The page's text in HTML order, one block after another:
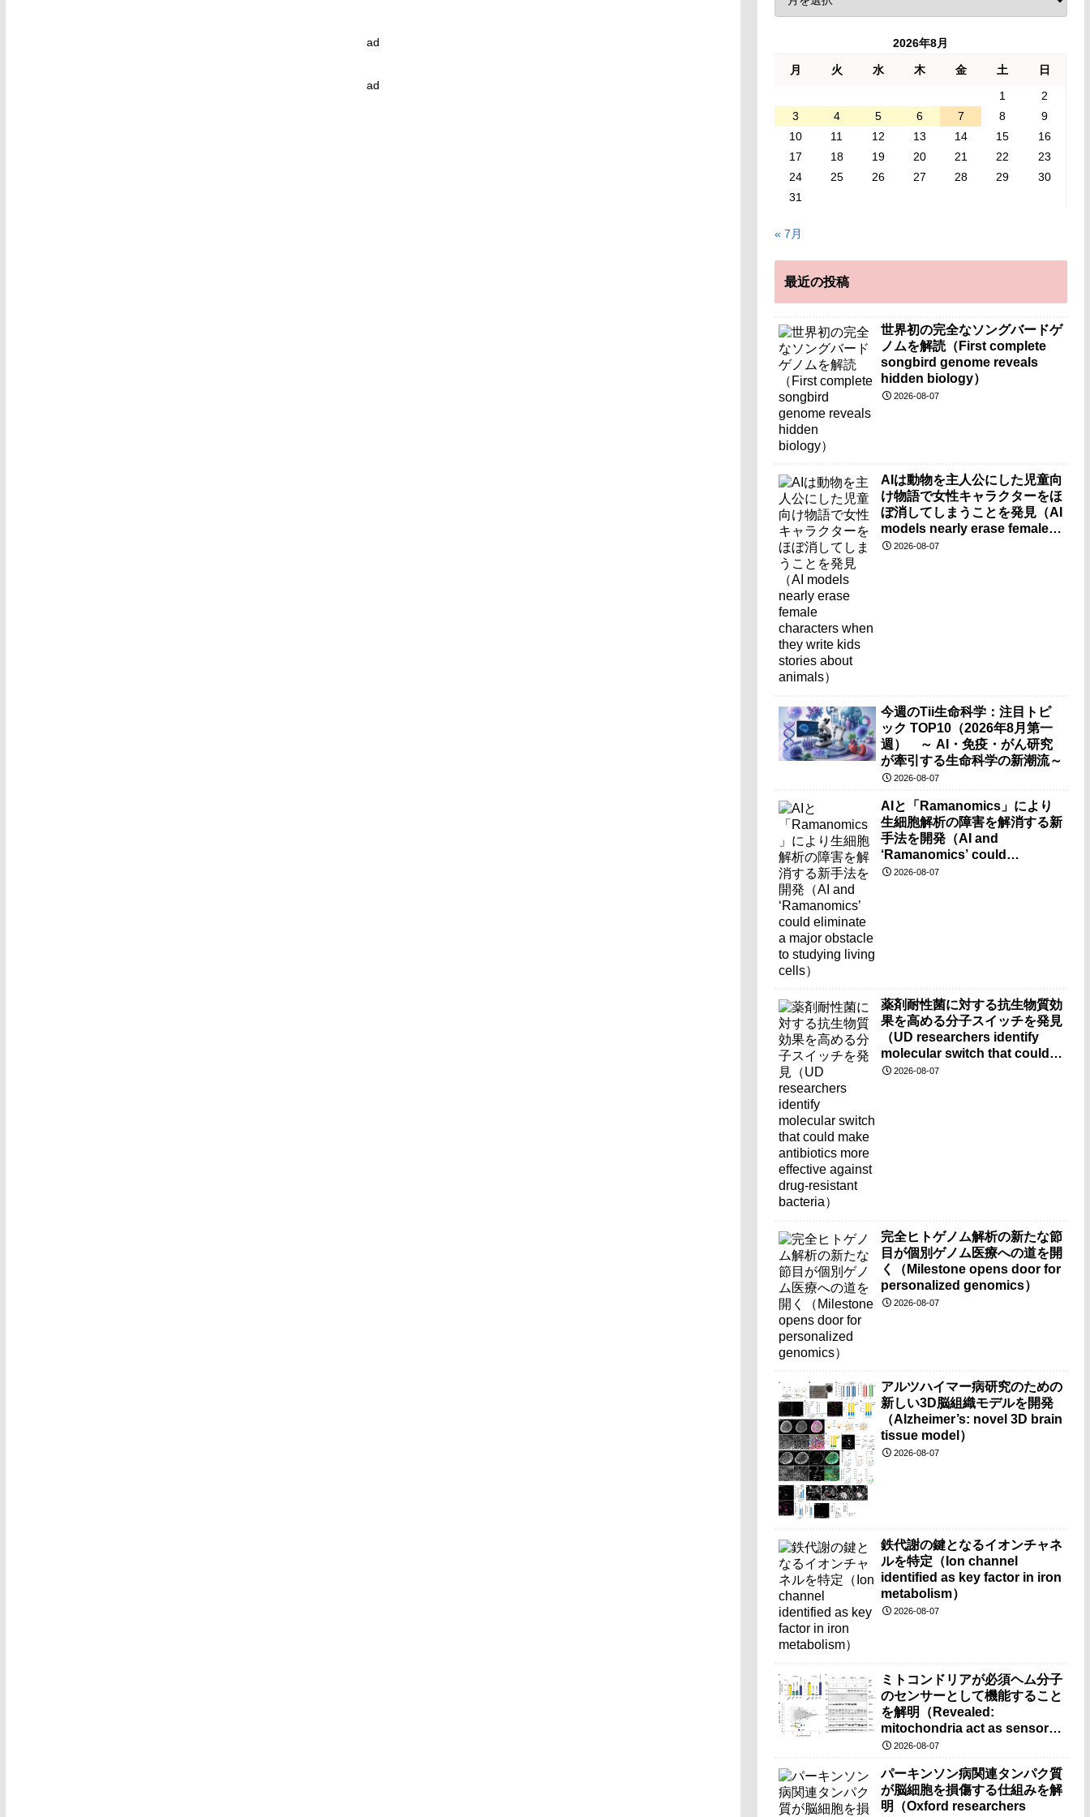
ad
ad
2026年8月
月 火 水 木 金 土
日
1
2
3
4 5 6 7 8
9
10
11 12 13 14 15
16
17
18 19 20 21 22
23
24
25 26 27 28 29
30
31
« 7月
最近の投稿
世界初の完全なソングバードゲ
ノムを解読（First complete
songbird genome reveals
hidden biology）
2026-08-07
AIは動物を主人公にした児童向
け物語で女性キャラクターをほ
ぼ消してしまうことを発見（AI
models nearly erase female
characters when they write
2026-08-07
今週のTii生命科学：注目トピ
ック TOP10（2026年8月第一
週） ～ AI・免疫・がん研究
が牽引する生命科学の新潮流～
2026-08-07
AIと「Ramanomics」により
生細胞解析の障害を解消する新
手法を開発（AI and
‘Ramanomics’ could
eliminate a major obstacle to
2026-08-07
薬剤耐性菌に対する抗生物質効
果を高める分子スイッチを発見
（UD researchers identify
molecular switch that could
make antibiotics more
2026-08-07
完全ヒトゲノム解析の新たな節
目が個別ゲノム医療への道を開
く（Milestone opens door for
personalized genomics）
2026-08-07
アルツハイマー病研究のための
新しい3D脳組織モデルを開発
（Alzheimer’s: novel 3D brain
tissue model）
2026-08-07
鉄代謝の鍵となるイオンチャネ
ルを特定（Ion channel
identified as key factor in iron
metabolism）
2026-08-07
ミトコンドリアが必須ヘム分子
のセンサーとして機能すること
を解明（Revealed:
mitochondria act as sensors
for essential iron molecule）
2026-08-07
パーキンソン病関連タンパク質
が脳細胞を損傷する仕組みを解
明（Oxford researchers